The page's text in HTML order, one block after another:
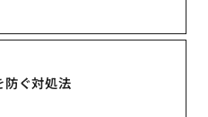
防ぐ対処法